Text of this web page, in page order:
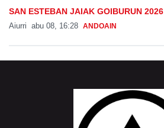
SAN ESTEBAN JAIAK GOIBURUN 2026
Aiurri abu 08, 16:28 ANDOAIN